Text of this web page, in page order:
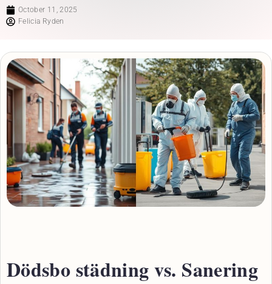
October 11, 2025
Felicia Ryden
Dödsbo städning vs. Sanering